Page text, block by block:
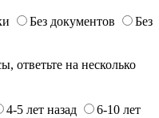
Без документов
Без
ответьте на несколько
4-5 лет назад
6-10 лет